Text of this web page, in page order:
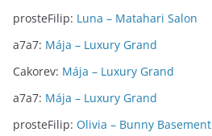
prosteFilip: Luna – Matahari Salon
a7a7: Mája – Luxury Grand
Cakorev: Mája – Luxury Grand
a7a7: Mája – Luxury Grand
prosteFilip: Olivia – Bunny Basement